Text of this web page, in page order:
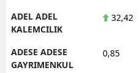
ADEL ADEL
KALEMCILIK
32,42
ADESE ADESE
GAYRIMENKUL
0,85